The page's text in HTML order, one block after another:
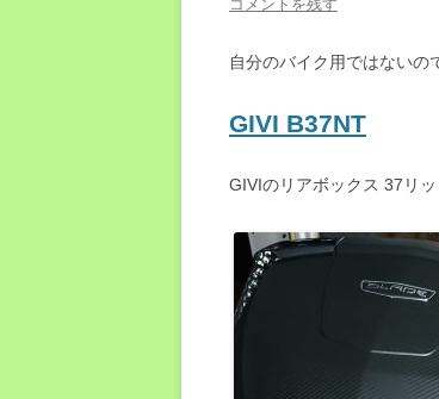
コメントを残す
自分のバイク用ではないの
GIVI B37NT
GIVIのリアボックス 37リ